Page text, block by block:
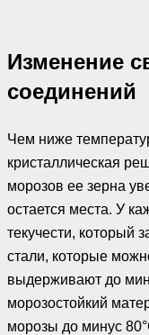
Изменение
соединений
Чем ниже
кристаллическая
морозов ее зерна
остается места. У
текучести, который
стали, которые
выдерживают до
морозостойкий
морозы до минус